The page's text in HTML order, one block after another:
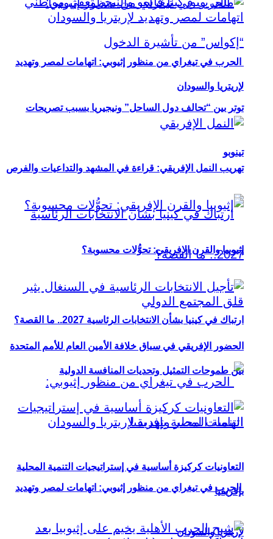
توتر بين “تحالف دول الساحل” ونيجيريا بسبب تصريحات
تينوبو
ارتباك في كينيا بشأن الانتخابات الرئاسية 2027.. ما القصة؟
الحرب في تيغراي من منظور إثيوبي: اتهامات لمصر وتهديد
لإريتريا والسودان
الحرب في تيغراي من منظور إثيوبي: اتهامات لمصر وتهديد
لإريتريا والسودان
تهريب النمل الإفريقي: قراءة في المشهد والتداعيات والفرص
إثيوبيا والقرن الإفريقي: تحوُّلات محسوبة؟
الحضور الإفريقي في سباق خلافة الأمين العام للأمم المتحدة
بين طموحات التمثيل وتحديات المنافسة الدولية
التعاونيات كركيزة أساسية في إستراتيجيات التنمية المحلية
بإفريقيا